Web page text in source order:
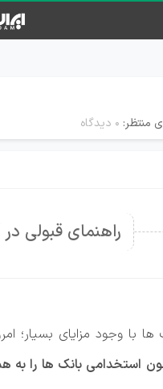
منتظر: ۰ دیدگاه
راهنمای قبولی
با وجود مزایای بسیار؛
استخدامی بانک ها را به